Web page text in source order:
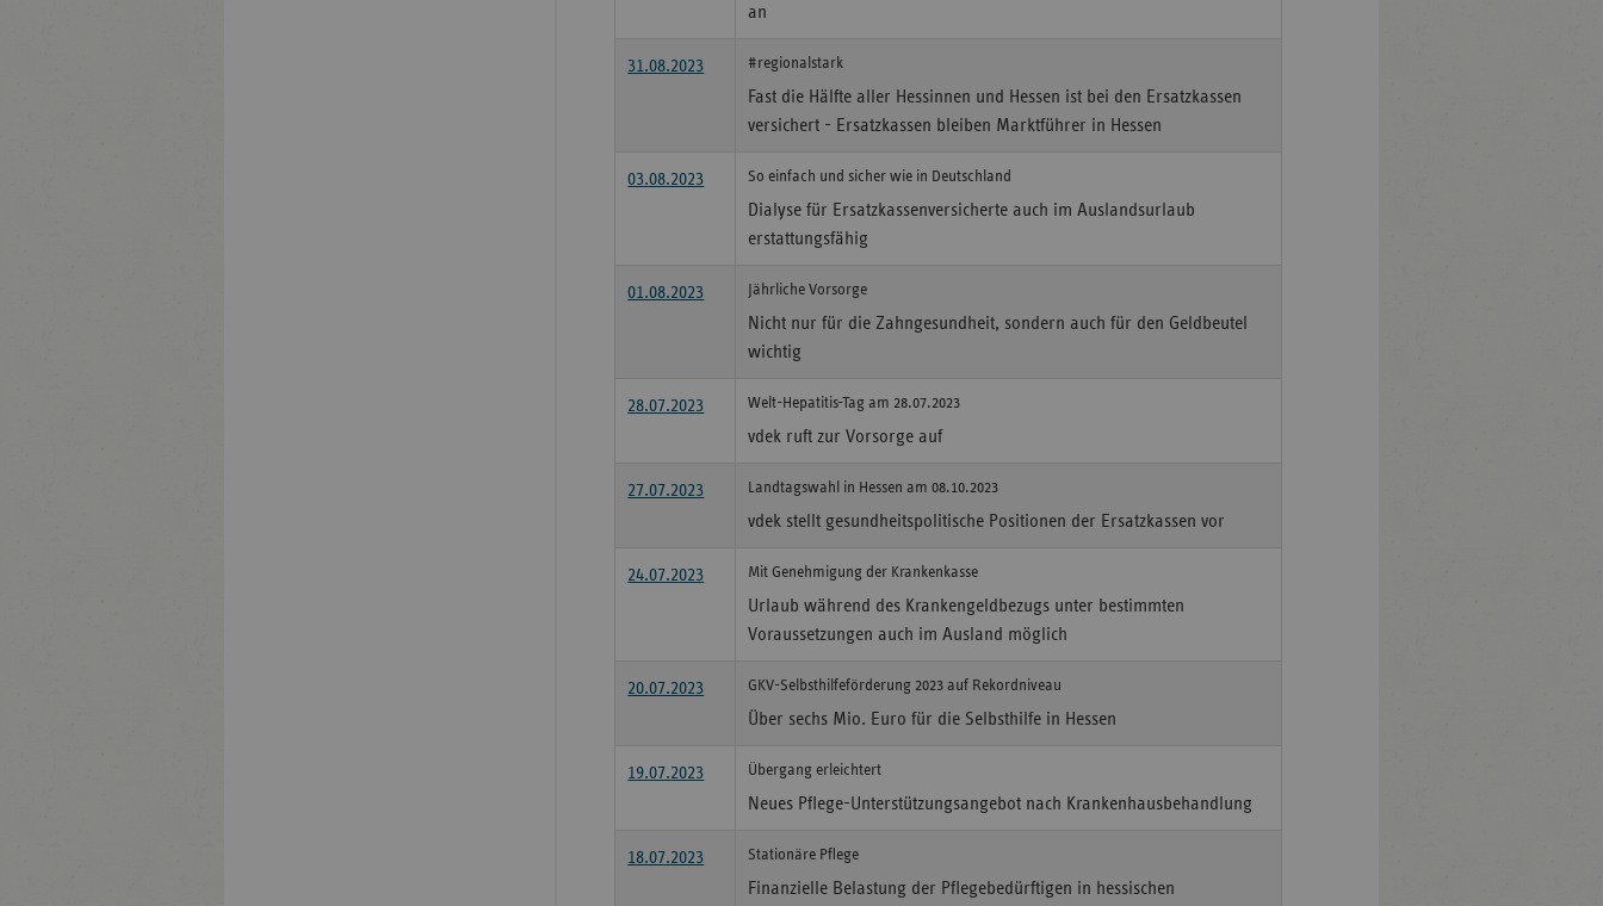
an
31.08.2023 #regionalstark
Fast die Hälfte aller Hessinnen und Hessen ist bei den Ersatzkassen
versichert - Ersatzkassen bleiben Marktführer in Hessen
03.08.2023 So einfach und sicher wie in Deutschland
Dialyse für Ersatzkassenversicherte auch im Auslandsurlaub
erstattungsfähig
01.08.2023 Jährliche Vorsorge
Nicht nur für die Zahngesundheit, sondern auch für den Geldbeutel
wichtig
28.07.2023 Welt-Hepatitis-Tag am 28.07.2023
vdek ruft zur Vorsorge auf
27.07.2023 Landtagswahl in Hessen am 08.10.2023
vdek stellt gesundheitspolitische Positionen der Ersatzkassen vor
24.07.2023 Mit Genehmigung der Krankenkasse
Urlaub während des Krankengeldbezugs unter bestimmten
Voraussetzungen auch im Ausland möglich
20.07.2023 GKV-Selbsthilfeförderung 2023 auf Rekordniveau
Über sechs Mio. Euro für die Selbsthilfe in Hessen
19.07.2023 Übergang erleichtert
Neues Pflege-Unterstützungsangebot nach Krankenhausbehandlung
18.07.2023 Stationäre Pflege
Finanzielle Belastung der Pflegebedürftigen in hessischen